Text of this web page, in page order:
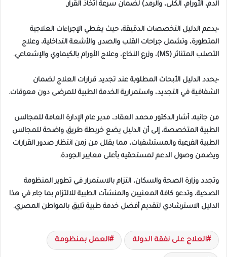
الدم، الأورام، الكلى، والرمد) لضمان سرعة اتخاذ القرار.
•يدعم الدليل التخصصات الدقيقة، حيث يغطي الإجراءات العلاجية
المتطورة، وتشمل جراحات القلب والصدر، والأشعة التداخلية، وعلاج
التصلب المتناثر (MS)، وزرع النخاع، وعلاج الأورام بالكيماوي والإشعاعي.
•يحدد الدليل الأبحاث المطلوبة عند تجديد قرارات العلاج لضمان
الشفافية في التجديد، واستمرارية الخدمة الطبية للمرضى دون معوقات.
من جانبه، أشار الدكتور محمد العقاد، مدير عام الإدارة العامة للمجالس
الطبية المتخصصة، إلى أن الدليل يضع خريطة طريق واضحة للمجالس
الطبية الفرعية والمستشفيات، مما يقلل من زمن انتظار صدور القرارات
ويضمن وصول الدعم لمستحقيه بأعلى معايير الجودة.
وتجدد وزارة الصحة والسكان، التزام بالاستمرار في تطوير المنظومة
الصحية، وتدعو كافة المعنيين والمنشآت الطبية للالتزام بما جاء في هذا
الدليل الاسترشادي لتقديم أفضل خدمة طبية تليق بالمواطن المصري.
العلاج على نفقة الدولة العمل بمنظومة